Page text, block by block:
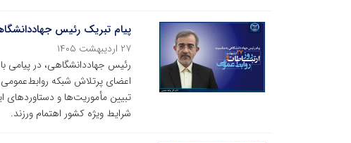
پیام تبریک رئیس
۲۷ اردیبهشت ۱۴۰۵
رئیس جهاددانشگاهی، در پیامی
اعضای پرتلاش شبکه
تبیین مأموریت‌ها و دستاوردهای
شرایط ویژه کشور اهتمام ورزند.